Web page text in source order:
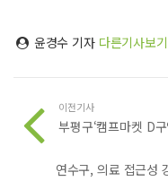
윤경수 기자 다른기사보기
이전기사
부평구‘캠프마켓 D
연수구, 의료 접근성